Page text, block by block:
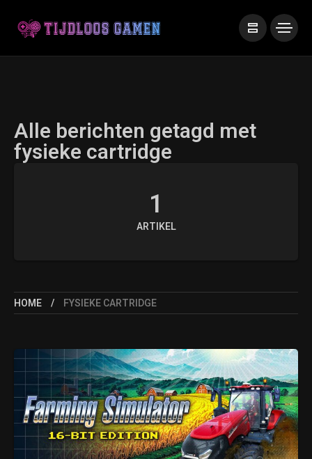
Alle berichten getagd met
fysieke cartridge
1
ARTIKEL
HOME FYSIEKE CARTRIDGE